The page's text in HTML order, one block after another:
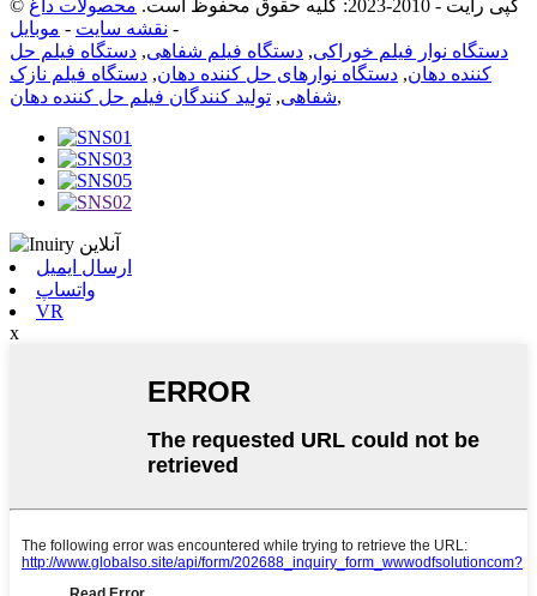
© کپی رایت - 2010-2023: کلیه حقوق محفوظ است.
محصولات داغ
- نقشه سایت - موبایل
دستگاه نوار فیلم خوراکی, دستگاه فیلم شفاهی, دستگاه فیلم حل
کننده دهان, دستگاه نوارهای حل کننده دهان, دستگاه فیلم نازک
شفاهی, تولید کنندگان فیلم حل کننده دهان ,
ارسال ایمیل
واتساپ
VR
x